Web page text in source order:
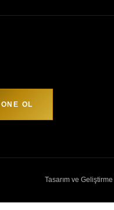
OL
Tasarım ve Geliştirme